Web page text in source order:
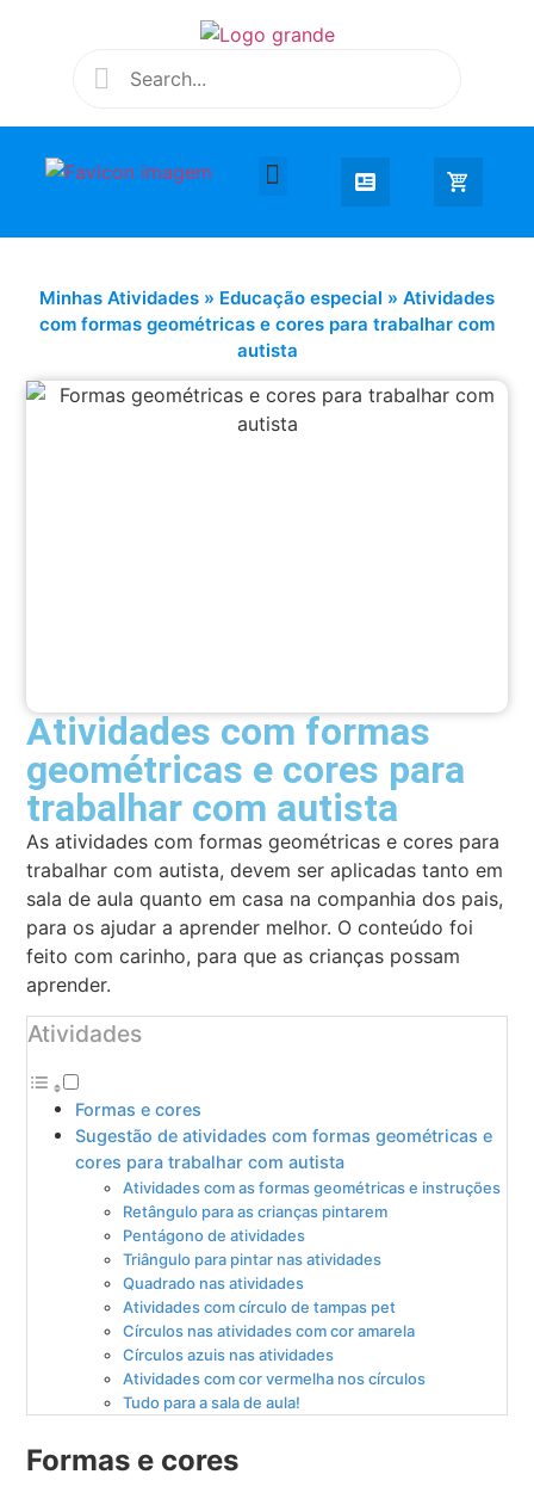
Minhas Atividades » Educação especial » Atividades
com formas geométricas e cores para trabalhar com
autista
Atividades com formas
geométricas e cores para
trabalhar com autista
As atividades com formas geométricas e cores para
trabalhar com autista, devem ser aplicadas tanto em
sala de aula quanto em casa na companhia dos pais,
para os ajudar a aprender melhor. O conteúdo foi
feito com carinho, para que as crianças possam
aprender.
Atividades
Formas e cores
Sugestão de atividades com formas geométricas e
cores para trabalhar com autista
Atividades com as formas geométricas e instruções
Retângulo para as crianças pintarem
Pentágono de atividades
Triângulo para pintar nas atividades
Quadrado nas atividades
Atividades com círculo de tampas pet
Círculos nas atividades com cor amarela
Círculos azuis nas atividades
Atividades com cor vermelha nos círculos
Tudo para a sala de aula!
Formas e cores